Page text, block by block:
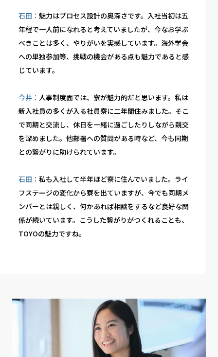
石田： 魅力はプロセス設計の奥深さです。入社当初は五
年程で一人前になれると考えていましたが、今なお学ぶ
べきことは多く、やりがいを実感しています。海外学会
への単独参加等、挑戦の機会がある点も魅力であると感
じています。
今井：人事制度面では、寮が魅力的だと思います。私は
新入社員の多くが入る社員寮に二年間住みました。そこ
で同期と交流し、休日を一緒に過ごしたりしながら親交
を深めました。他部署への質問がある時など、今も同期
との繋がりに助けられています。
石田：私も入社して半年ほど寮に住んでいました。ライ
フステージの変化から寮を出ていますが、今でも同期メ
ンバーとは親しく、何かあれば相談をするなど良好な関
係が続いています。こうした繋がりがつくれることも、
TOYOの魅力ですね。